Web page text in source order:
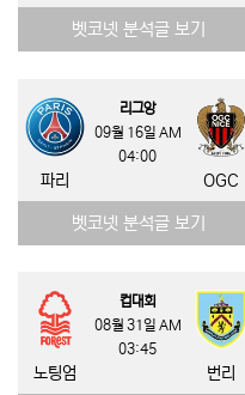
벳코넷 분석글 보기
파리
리그앙
09월 16일 AM
04:00
OGC
벳코넷 분석글 보기
노팅엄
컵대회
08월 31일 AM
03:45
번리